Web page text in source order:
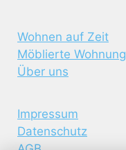
Wohnen auf Zeit
Möblierte Wohnung
Über uns
Impressum
Datenschutz